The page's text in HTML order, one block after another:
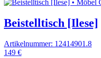
Beistelltisch [Ilese]
Artikelnummer: 12414901.8
149 €